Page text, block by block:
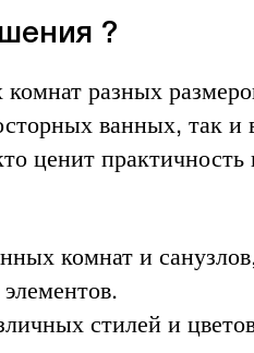
?
разных
ванных, так и
ценит практичность
комнат и
стилей и